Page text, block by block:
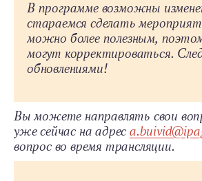
В программе возможны
стараемся сделать
можно более полезным,
могут корректироваться.
обновлениями!
Вы можете направлять свои
уже сейчас на адрес
вопрос во время трансляции.